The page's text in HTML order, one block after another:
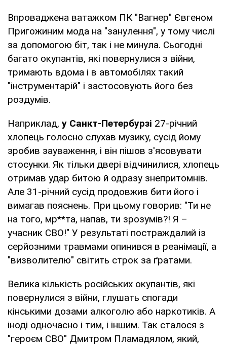
Впроваджена ватажком ПК "Вагнер" Євгеном
Пригожиним мода на "занулення", у тому числі
за допомогою біт, так і не минула. Сьогодні
багато окупантів, які повернулися з війни,
тримають вдома і в автомобілях такий
"інструментарій" і застосовують його без
роздумів.
Наприклад, у Санкт-Петербурзі 27-річний
хлопець голосно слухав музику, сусід йому
зробив зауваження, і він пішов з'ясовувати
стосунки. Як тільки двері відчинилися, хлопець
отримав удар битою й одразу знепритомнів.
Але 31-річний сусід продовжив бити його і
вимагав пояснень. При цьому говорив: "Ти не
на того, мр**та, напав, ти зрозумів?! Я –
учасник СВО!" У результаті постраждалий із
серйозними травмами опинився в реанімації, а
"визволителю" світить строк за ґратами.
Велика кількість російських окупантів, які
повернулися з війни, глушать спогади
кінськими дозами алкоголю або наркотиків. А
іноді одночасно і тим, і іншим. Так сталося з
"героєм СВО" Дмитром Пламадялом, який,